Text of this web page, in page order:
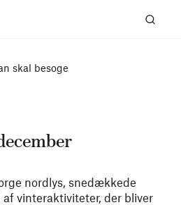
skal besoge
nordlys, snedækkede
vinteraktiviteter, der bliver